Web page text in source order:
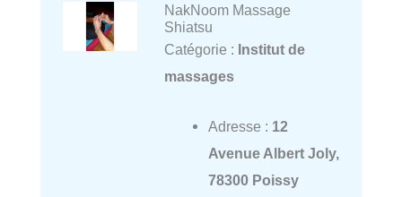
NakNoom Massage
Shiatsu
Catégorie : Institut de
massages
Adresse : 12
Avenue Albert Joly,
78300 Poissy